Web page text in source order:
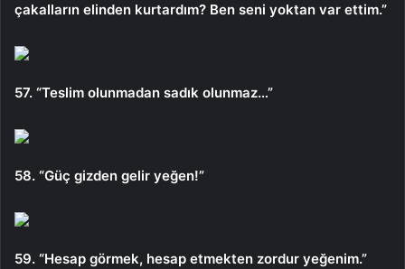
çakalların elinden kurtardım? Ben seni yoktan var ettim.”
57. “Teslim olunmadan sadık olunmaz…”
58. “Güç gizden gelir yeğen!”
59. “Hesap görmek, hesap etmekten zordur yeğenim.”